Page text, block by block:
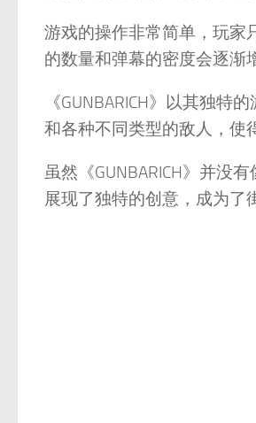
游戏的操作非常简单，玩家
的数量和弹幕的密度会逐渐
《GUNBARICH》以其独
和各种不同类型的敌人，使
虽然《GUNBARICH》并没
展现了独特的创意，成为了